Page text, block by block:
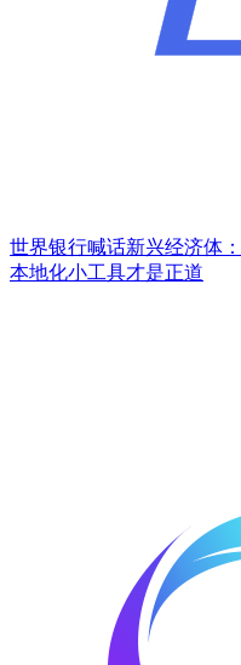
世界银行喊话新兴经济体
本地化小工具才是正道